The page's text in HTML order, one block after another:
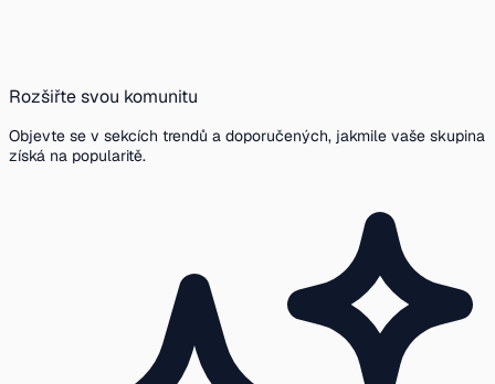
Rozšiřte svou komunitu
Objevte se v sekcích trendů a doporučených, jakmile vaše skupina
získá na popularitě.